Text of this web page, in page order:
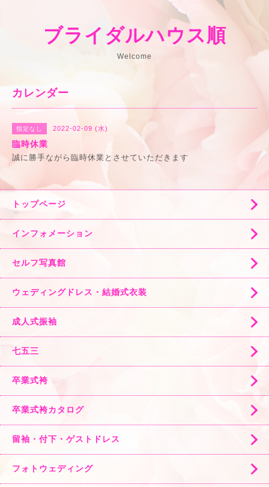
ブライダルハウス順
Welcome
カレンダー
指定なし 2022-02-09 (水)
臨時休業
誠に勝手ながら臨時休業とさせていただきます
トップページ
インフォメーション
セルフ写真館
ウェディングドレス・結婚式衣装
成人式振袖
七五三
卒業式袴
卒業式袴カタログ
留袖・付下・ゲストドレス
フォトウェディング